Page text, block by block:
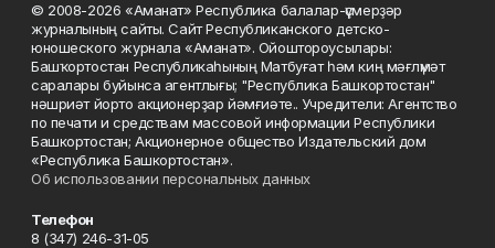
© 2008-2026 «Аманат» Республика балалар-үҫмерҙәр
журналының сайты. Сайт Республиканского детско-
юношеского журнала «Аманат». Ойоштороусылары:
Башҡортостан Республикаһының Матбуғат һәм киң мәғлүмәт
саралары буйынса агентлығы; "Республика Башкортостан"
нәшриәт йорто акционерҙар йәмғиәте.. Учредители: Агентство
по печати и средствам массовой информации Республики
Башкортостан; Акционерное общество Издательский дом
«Республика Башкортостан».
Об использовании персональных данных
Телефон
8 (347) 246-31-05